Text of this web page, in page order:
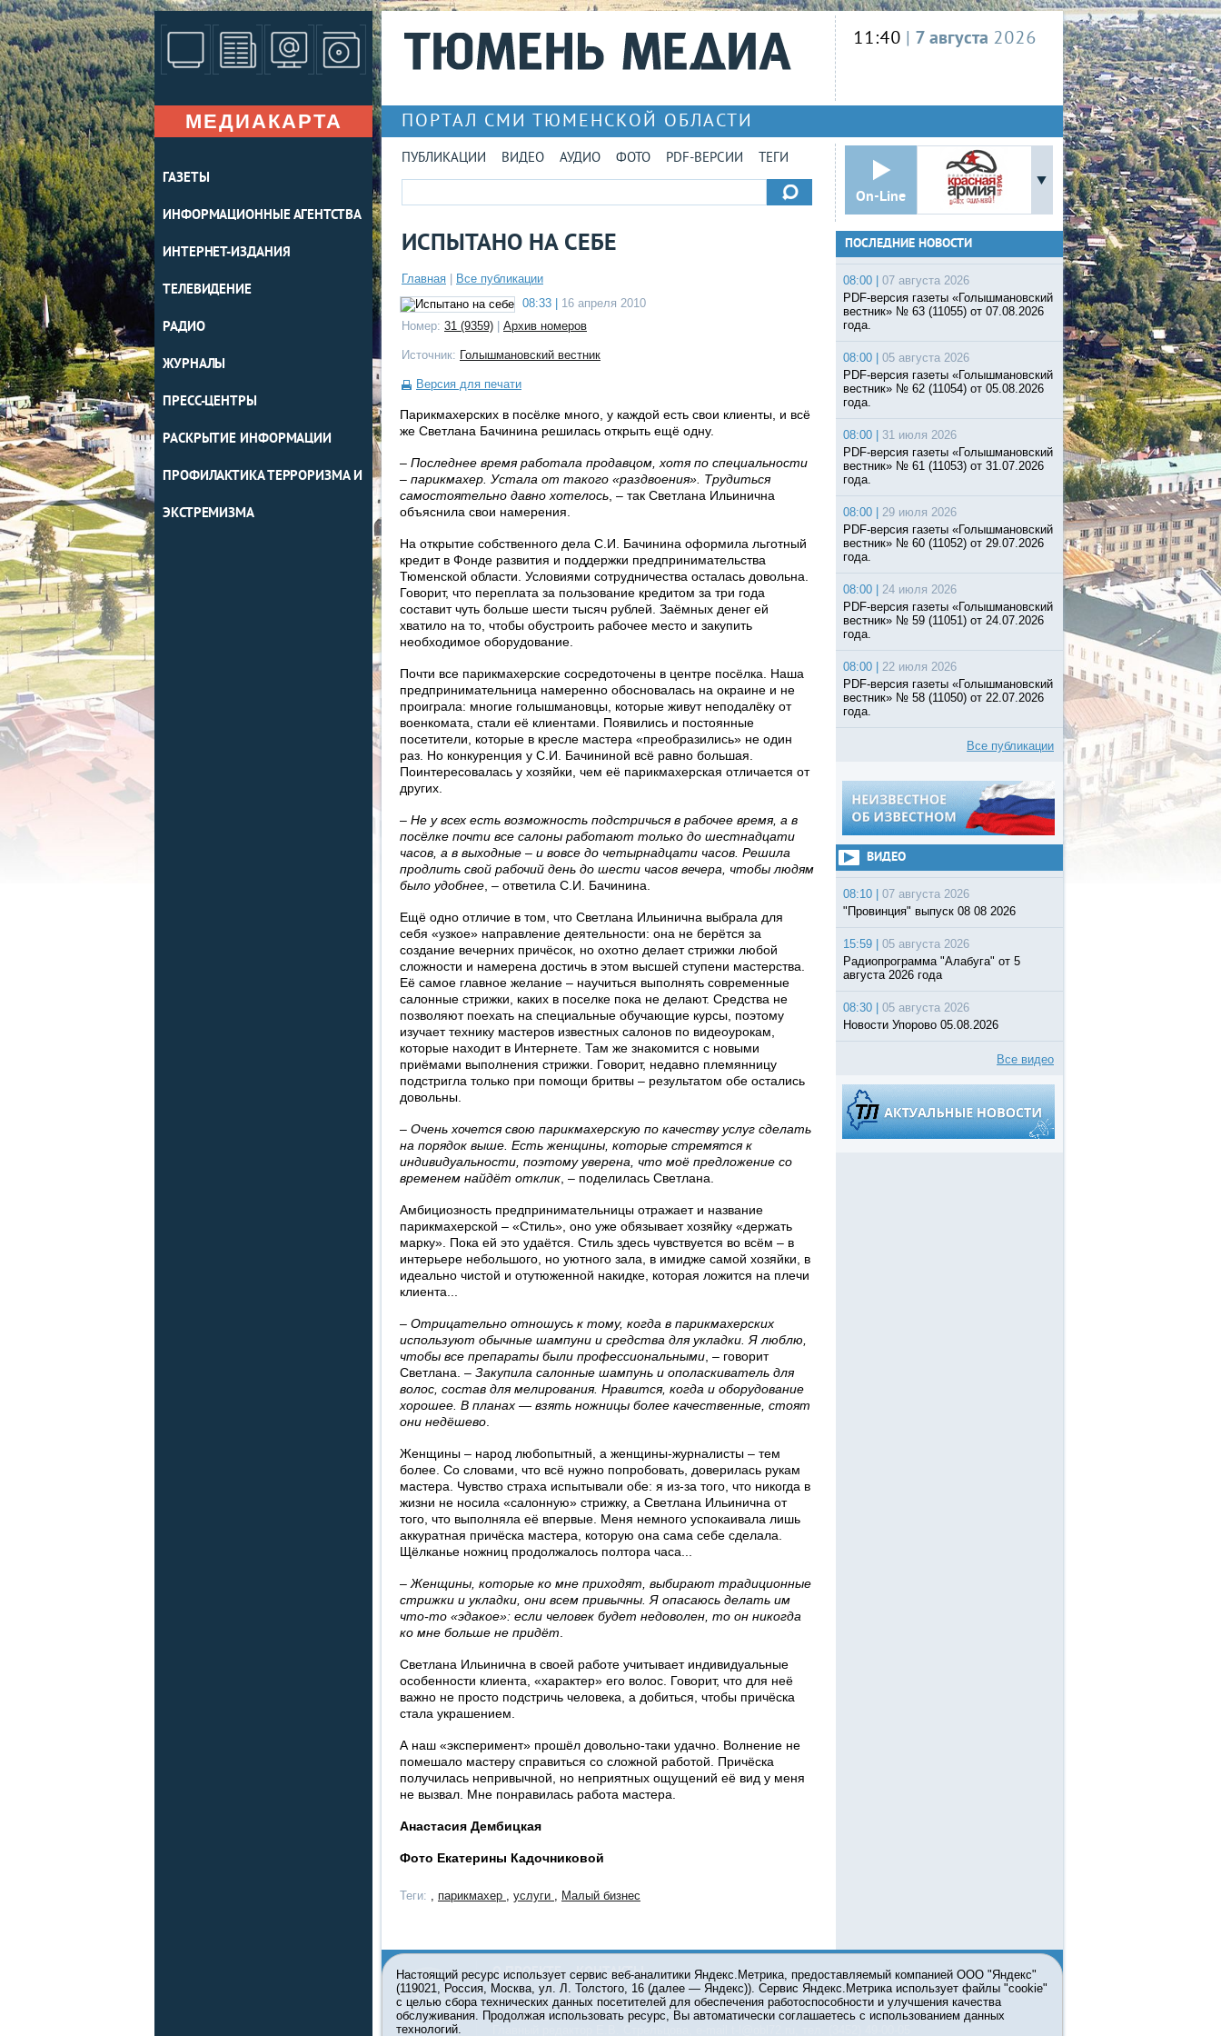
МЕДИАКАРТА
ГАЗЕТЫ
ИНФОРМАЦИОННЫЕ АГЕНТСТВА
ИНТЕРНЕТ-ИЗДАНИЯ
ТЕЛЕВИДЕНИЕ
РАДИО
ЖУРНАЛЫ
ПРЕСС-ЦЕНТРЫ
РАСКРЫТИЕ ИНФОРМАЦИИ
ПРОФИЛАКТИКА ТЕРРОРИЗМА И
ЭКСТРЕМИЗМА
11:40 | 7 августа 2026
ПОРТАЛ СМИ ТЮМЕНСКОЙ ОБЛАСТИ
ПУБЛИКАЦИИ ВИДЕО АУДИО ФОТО PDF-ВЕРСИИ ТЕГИ
On-Line
ИСПЫТАНО НА СЕБЕ
Главная
Все публикации
08:33 |
16 апреля 2010
Номер: 31 (9359) Архив номеров
Источник: Голышмановский вестник
Версия для печати
Парикмахерских в посёлке много, у каждой есть свои клиенты, и всё
же Светлана Бачинина решилась открыть ещё одну.
– Последнее время работала продавцом, хотя по специальности
– парикмахер. Устала от такого «раздвоения». Трудиться
самостоятельно давно хотелось , – так Светлана Ильинична
объяснила свои намерения.
На открытие собственного дела С.И. Бачинина оформила льготный
кредит в Фонде развития и поддержки предпринимательства
Тюменской области. Условиями сотрудничества осталась довольна.
Говорит, что переплата за пользование кредитом за три года
составит чуть больше шести тысяч рублей. Заёмных денег ей
хватило на то, чтобы обустроить рабочее место и закупить
необходимое оборудование.
Почти все парикмахерские сосредоточены в центре посёлка. Наша
предпринимательница намеренно обосновалась на окраине и не
проиграла: многие голышмановцы, которые живут неподалёку от
военкомата, стали её клиентами. Появились и постоянные
посетители, которые в кресле мастера «преобразились» не один
раз. Но конкуренция у С.И. Бачининой всё равно большая.
Поинтересовалась у хозяйки, чем её парикмахерская отличается от
других.
– Не у всех есть возможность подстричься в рабочее время, а в
посёлке почти все салоны работают только до шестнадцати
часов, а в выходные – и вовсе до четырнадцати часов. Решила
продлить свой рабочий день до шести часов вечера, чтобы людям
было удобнее , – ответила С.И. Бачинина.
Ещё одно отличие в том, что Светлана Ильинична выбрала для
себя «узкое» направление деятельности: она не берётся за
создание вечерних причёсок, но охотно делает стрижки любой
сложности и намерена достичь в этом высшей ступени мастерства.
Её самое главное желание – научиться выполнять современные
салонные стрижки, каких в поселке пока не делают. Средства не
позволяют поехать на специальные обучающие курсы, поэтому
изучает технику мастеров известных салонов по видеоурокам,
которые находит в Интернете. Там же знакомится с новыми
приёмами выполнения стрижки. Говорит, недавно племянницу
подстригла только при помощи бритвы – результатом обе остались
довольны.
– Очень хочется свою парикмахерскую по качеству услуг сделать
на порядок выше. Есть женщины, которые стремятся к
индивидуальности, поэтому уверена, что моё предложение со
временем найдёт отклик , – поделилась Светлана.
Амбициозность предпринимательницы отражает и название
парикмахерской – «Стиль», оно уже обязывает хозяйку «держать
марку». Пока ей это удаётся. Стиль здесь чувствуется во всём – в
интерьере небольшого, но уютного зала, в имидже самой хозяйки, в
идеально чистой и отутюженной накидке, которая ложится на плечи
клиента...
– Отрицательно отношусь к тому, когда в парикмахерских
используют обычные шампуни и средства для укладки. Я люблю,
чтобы все препараты были профессиональными , – говорит
Светлана. – Закупила салонные шампунь и ополаскиватель для
волос, состав для мелирования. Нравится, когда и оборудование
хорошее. В планах — взять ножницы более качественные, стоят
они недёшево
Женщины – народ любопытный, а женщины-журналисты – тем
более. Со словами, что всё нужно попробовать, доверилась рукам
мастера. Чувство страха испытывали обе: я из-за того, что никогда в
жизни не носила «салонную» стрижку, а Светлана Ильинична от
того, что выполняла её впервые. Меня немного успокаивала лишь
аккуратная причёска мастера, которую она сама себе сделала.
Щёлканье ножниц продолжалось полтора часа...
– Женщины, которые ко мне приходят, выбирают традиционные
стрижки и укладки, они всем привычны. Я опасаюсь делать им
что-то «эдакое»: если человек будет недоволен, то он никогда
ко мне больше не придёт
Светлана Ильинична в своей работе учитывает индивидуальные
особенности клиента, «характер» его волос. Говорит, что для неё
важно не просто подстричь человека, а добиться, чтобы причёска
стала украшением.
А наш «эксперимент» прошёл довольно-таки удачно. Волнение не
помешало мастеру справиться со сложной работой. Причёска
получилась непривычной, но неприятных ощущений её вид у меня
не вызвал. Мне понравилась работа мастера.
Анастасия Дембицкая
Фото Екатерины Кадочниковой
Теги: , парикмахер , услуги , Малый бизнес
ПОСЛЕДНИЕ НОВОСТИ
08:00 |
07 августа 2026
PDF-версия газеты «Голышмановский
вестник» № 63 (11055) от 07.08.2026
года.
08:00 |
05 августа 2026
PDF-версия газеты «Голышмановский
вестник» № 62 (11054) от 05.08.2026
года.
08:00 |
31 июля 2026
PDF-версия газеты «Голышмановский
вестник» № 61 (11053) от 31.07.2026
года.
08:00 |
29 июля 2026
PDF-версия газеты «Голышмановский
вестник» № 60 (11052) от 29.07.2026
года.
08:00 |
24 июля 2026
PDF-версия газеты «Голышмановский
вестник» № 59 (11051) от 24.07.2026
года.
08:00 |
22 июля 2026
PDF-версия газеты «Голышмановский
вестник» № 58 (11050) от 22.07.2026
года.
Все публикации
ВИДЕО
08:10 |
07 августа 2026
"Провинция" выпуск 08 08 2026
15:59 |
05 августа 2026
Радиопрограмма "Алабуга" от 5
августа 2026 года
08:30 |
05 августа 2026
Новости Упорово 05.08.2026
Все видео
О ПРОЕКТЕ КОНТАКТЫ
© 2001-2026 Сетевое издание Тюмень Медиа. При использовании материалов ссылка
обязательна.
Настоящий ресурс использует сервис веб-аналитики Яндекс.Метрика, предоставляемый компанией ООО "Яндекс"
(119021, Россия, Москва, ул. Л. Толстого, 16 (далее — Яндекс)). Сервис Яндекс.Метрика использует файлы "cookie"
с целью сбора технических данных посетителей для обеспечения работоспособности и улучшения качества
обслуживания. Продолжая использовать ресурс, Вы автоматически соглашаетесь с использованием данных
технологий.